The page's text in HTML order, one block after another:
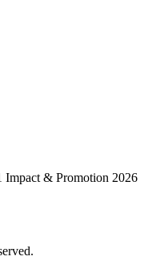
& Promotion 2026